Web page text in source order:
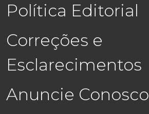
Política Editorial
Correções e
Esclarecimentos
Anuncie Conosco